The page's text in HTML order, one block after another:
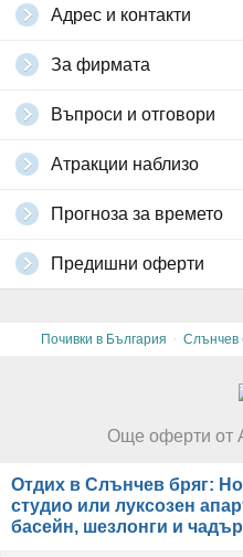
Адрес и контакти
За фирмата
Въпроси и отговори
Атракции наблизо
Прогноза за времето
Предишни оферти
Почивки в България · Слънчев
Още оферти от
Отдих в Слънчев бряг:
студио или луксозен
басейн, шезлонги и